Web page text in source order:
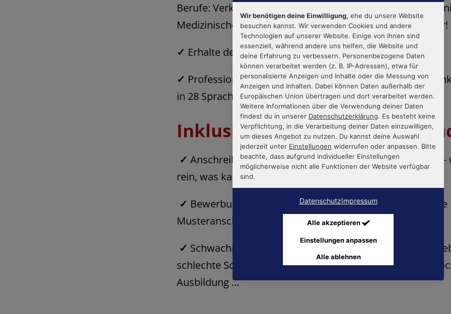
Berufe: Verkäuferin, Kaufmann, Pflegefachfrau,
Medizinische Fachangestellte, Elektroniker und viele mehr!
✓ Erhalte den passenden Lebenslauf kostenlos dazu.
✓ Professionelle Designs, PDF-Download mit Anlagen-
in 28 Sprachen und viele weitere Features
Inklusive Bewerbungs-
✓ Anschreiben, Lebenslauf & Co.: Layout, Aufbau, Inhalt –
rein, was kann rein, was sollte besser nicht rein?
✓ Bewerbungs-Beispiele für alle Branchen: kommentierte
Musteranschreiben und -lebensläufe
✓ Schwachpunkte finden und beheben: u. a. Lücken im
schlechte Schulnoten, fehlende Berufserfahrung,
Ausbildung …
Wir benötigen deine Einwilligung, ehe du unsere Website
besuchen kannst. Wir verwenden Cookies und andere
Technologien auf unserer Website. Einige von ihnen sind
essenziell, während andere uns helfen, die Website und
deine Erfahrung zu verbessern. Personenbezogene Daten
können verarbeitet werden (z. B. IP-Adressen), etwa für
personalisierte Anzeigen und Inhalte oder die Messung von
Anzeigen und Inhalten. Dabei können Daten außerhalb der
Europäischen Union übertragen und dort verarbeitet werden.
Weitere Informationen über die Verwendung deiner Daten
findest du in unserer Datenschutzerklärung. Es besteht keine
Verpflichtung, in die Verarbeitung deiner Daten einzuwilligen,
um dieses Angebot zu nutzen. Du kannst deine Auswahl
jederzeit unter Einstellungen widerrufen oder anpassen. Bitte
beachte, dass aufgrund individueller Einstellungen
möglicherweise nicht alle Funktionen der Website verfügbar
sind.
DatenschutzImpressum
Alle akzeptieren
Einstellungen anpassen
Alle ablehnen